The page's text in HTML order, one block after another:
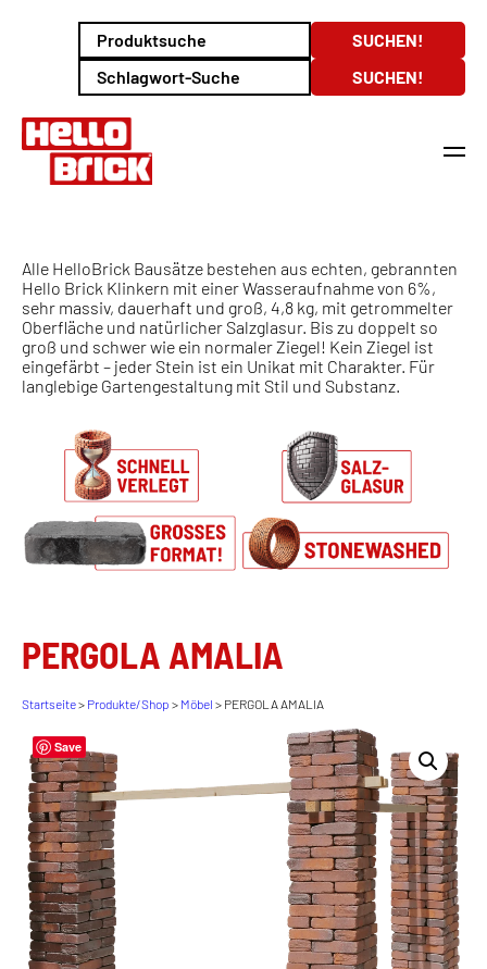
Alle HelloBrick Bausätze bestehen aus echten, gebrannten
Hello Brick Klinkern mit einer Wasseraufnahme von 6%,
sehr massiv, dauerhaft und groß, 4,8 kg, mit getrommelter
Oberfläche und natürlicher Salzglasur. Bis zu doppelt so
groß und schwer wie ein normaler Ziegel! Kein Ziegel ist
eingefärbt – jeder Stein ist ein Unikat mit Charakter. Für
langlebige Gartengestaltung mit Stil und Substanz.
PERGOLA AMALIA
Startseite> Produkte/Shop > Möbel > PERGOLA AMALIA
Save